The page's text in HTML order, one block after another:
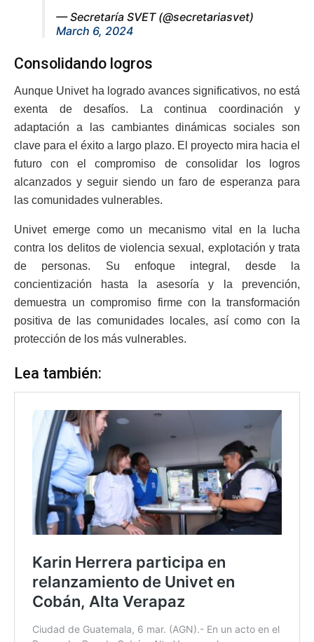
— Secretaría SVET (@secretariasvet)
March 6, 2024
Consolidando logros
Aunque Univet ha logrado avances significativos, no está
exenta de desafíos. La continua coordinación y
adaptación a las cambiantes dinámicas sociales son
clave para el éxito a largo plazo. El proyecto mira hacia el
futuro con el compromiso de consolidar los logros
alcanzados y seguir siendo un faro de esperanza para
las comunidades vulnerables.
Univet emerge como un mecanismo vital en la lucha
contra los delitos de violencia sexual, explotación y trata
de personas. Su enfoque integral, desde la
concientización hasta la asesoría y la prevención,
demuestra un compromiso firme con la transformación
positiva de las comunidades locales, así como con la
protección de los más vulnerables.
Lea también: